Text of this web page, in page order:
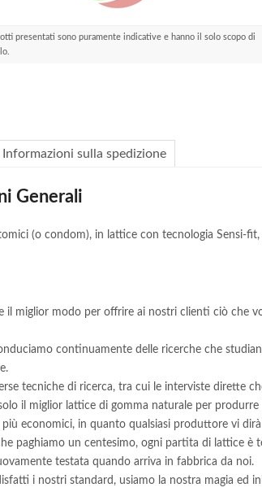
presentati sono puramente indicative e hanno il solo scopo di
Informazioni sulla spedizione
Generali
(o condom), in lattice con tecnologia Sensi-
il miglior modo per offrire ai nostri clienti ciò che
continuamente delle ricerche che
tecniche di ricerca, tra cui le interviste dirette
il miglior lattice di gomma naturale per
più economici, in quanto qualsiasi produttore vi
paghiamo un centesimo, ogni partita di lattice
testata quando arriva in fabbrica da noi.
i nostri standard, usiamo la nostra magia ed